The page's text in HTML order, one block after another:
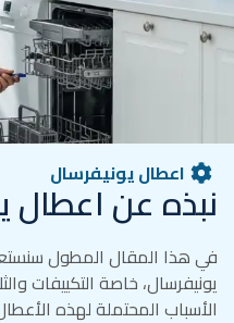
اعطال يونيفرسال
نبذه عن اعطال
في هذا المقال المطول
يونيفرسال، خاصة التكييفات
الأسباب المحتملة لهذه